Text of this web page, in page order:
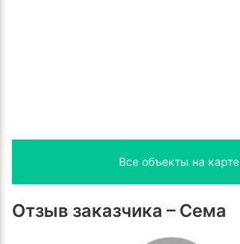
Все объекты на карте
Отзыв заказчика – Сема